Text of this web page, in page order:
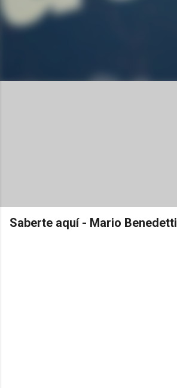
Saberte aquí - Mario Benedetti